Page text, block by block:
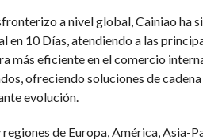
a nivel global, Cainiao ha
10 Días, atendiendo a las
más eficiente en el comercio
ofreciendo soluciones de
evolución.
de Europa, América,